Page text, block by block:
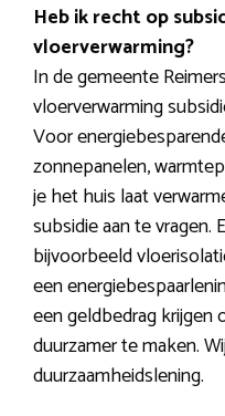
Heb ik recht op
vloerverwarming?
In de gemeente
vloerverwarming
Voor
zonnepanelen,
je het huis laat
subsidie aan te vragen.
bijvoorbeeld
een
een geldbedrag krijgen
duurzamer te maken.
duurzaamheidslening.